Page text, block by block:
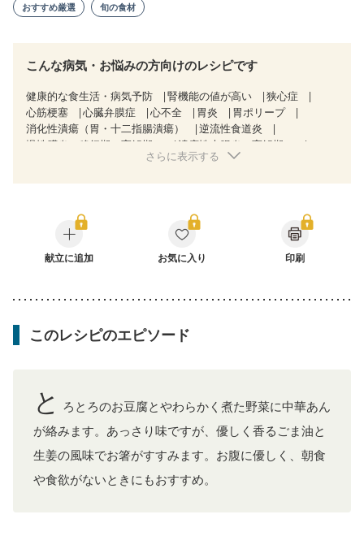
おすすめ厳選 旬の食材
こんな病気・お悩みの方向けのレシピです
健康的な食生活・病気予防 腎機能の値が高い
狭心症
心筋梗塞
心臓弁膜症 心不全 胃炎
胃ポリープ
消化性潰瘍（胃・十二指腸潰瘍）
逆流性食道炎
慢性膵炎（移行期・寛解期）
潰瘍性大腸炎（寛解期）
過敏性腸症候群（IBS）
大腸がん治療を終えた方・経過観察中の方
大腸がん（抗がん剤治療中）
大腸がん（放射線治療中）
飲み込みにくい
食欲がない 消化不良
産後（ミルク）
さらに表示する
献立に追加 お気に入り 印刷
このレシピのエピソード
と
ろとろのお豆腐とやわらかく煮た野菜に中華あん
が絡みます。あっさり味ですが、優しく香るごま油と
生姜の風味でお箸がすすみます。お腹に優しく、朝食
や食欲がないときにもおすすめ。